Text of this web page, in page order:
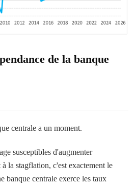
de la banque
centrale a un moment.
susceptibles d'augmenter
la stagflation, c'est exactement le
banque centrale exerce les taux